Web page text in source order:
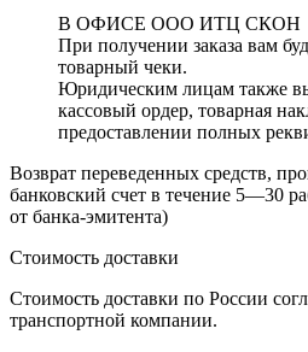
В ОФИСЕ ООО ИТЦ СКОН
При получении заказа вам
товарный чеки.
Юридическим лицам также
кассовый ордер, товарная
предоставлении полных
Возврат переведенных средств,
банковский счет в течение 5—30
от банка-эмитента)
Стоимость доставки
Стоимость доставки по России
транспортной компании.